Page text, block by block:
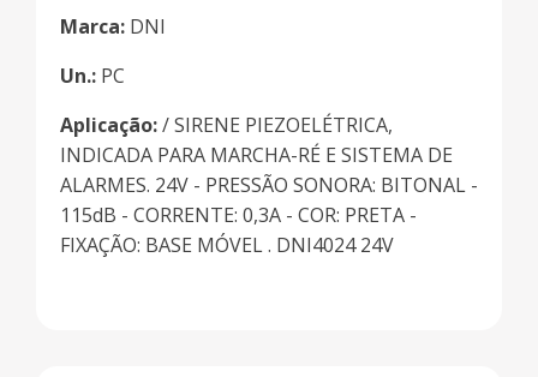
Marca: DNI
Un.: PC
Aplicação:/ SIRENE PIEZOELÉTRICA,
INDICADA PARA MARCHA-RÉ E SISTEMA DE
ALARMES. 24V - PRESSÃO SONORA: BITONAL -
115dB - CORRENTE: 0,3A - COR: PRETA -
FIXAÇÃO: BASE MÓVEL . DNI4024 24V